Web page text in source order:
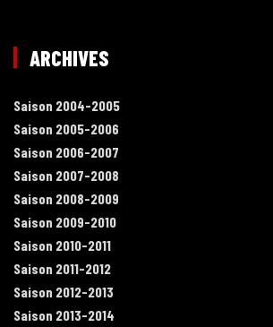
ARCHIVES
Saison 2004-2005
Saison 2005-2006
Saison 2006-2007
Saison 2007-2008
Saison 2008-2009
Saison 2009-2010
Saison 2010-2011
Saison 2011-2012
Saison 2012-2013
Saison 2013-2014